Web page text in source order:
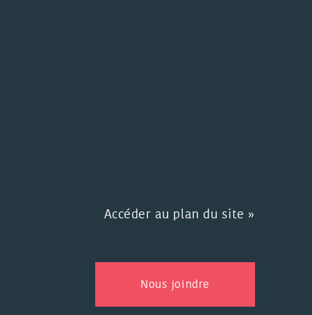
Accéder au plan du site »
Nous joindre